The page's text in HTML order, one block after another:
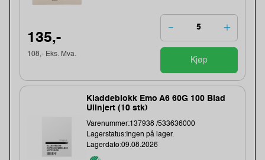
135,-
108,- Eks. Mva.
Kjøp
Kladdeblokk Emo A6 60G 100 Blad
Ulinjert (10 stk)
Varenummer:137938 /533636000
Lagerstatus:Ingen på lager.
Lagerdato:09.08.2026